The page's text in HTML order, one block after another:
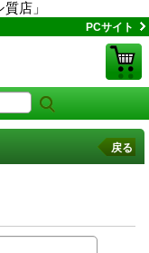
店」
PCサイト
戻る